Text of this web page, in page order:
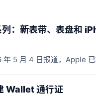
：新表带、表盘和
年 5 月 4 日报道，Apple
Wallet 通行证